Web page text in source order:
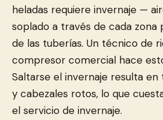
heladas requiere invernaje —
soplado a través de cada zona
de las tuberías. Un técnico de
compresor comercial hace
Saltarse el invernaje resulta en
y cabezales rotos, lo que
el servicio de invernaje.